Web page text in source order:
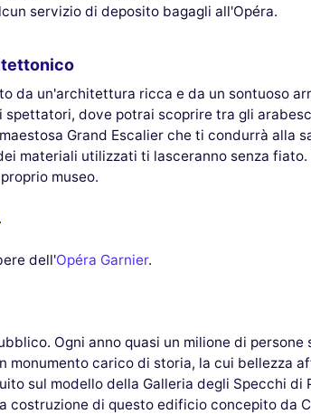
servizio di deposito bagagli all'Opéra.
da un'architettura ricca e da un sontuoso
dove potrai scoprire tra gli
Grand Escalier che ti condurrà alla
materiali utilizzati ti lasceranno senza
museo.
dell'Opéra Garnier.
Ogni anno quasi un milione di
monumento carico di storia, la cui bellezza
sul modello della Galleria degli Specchi
di questo edificio concepito da